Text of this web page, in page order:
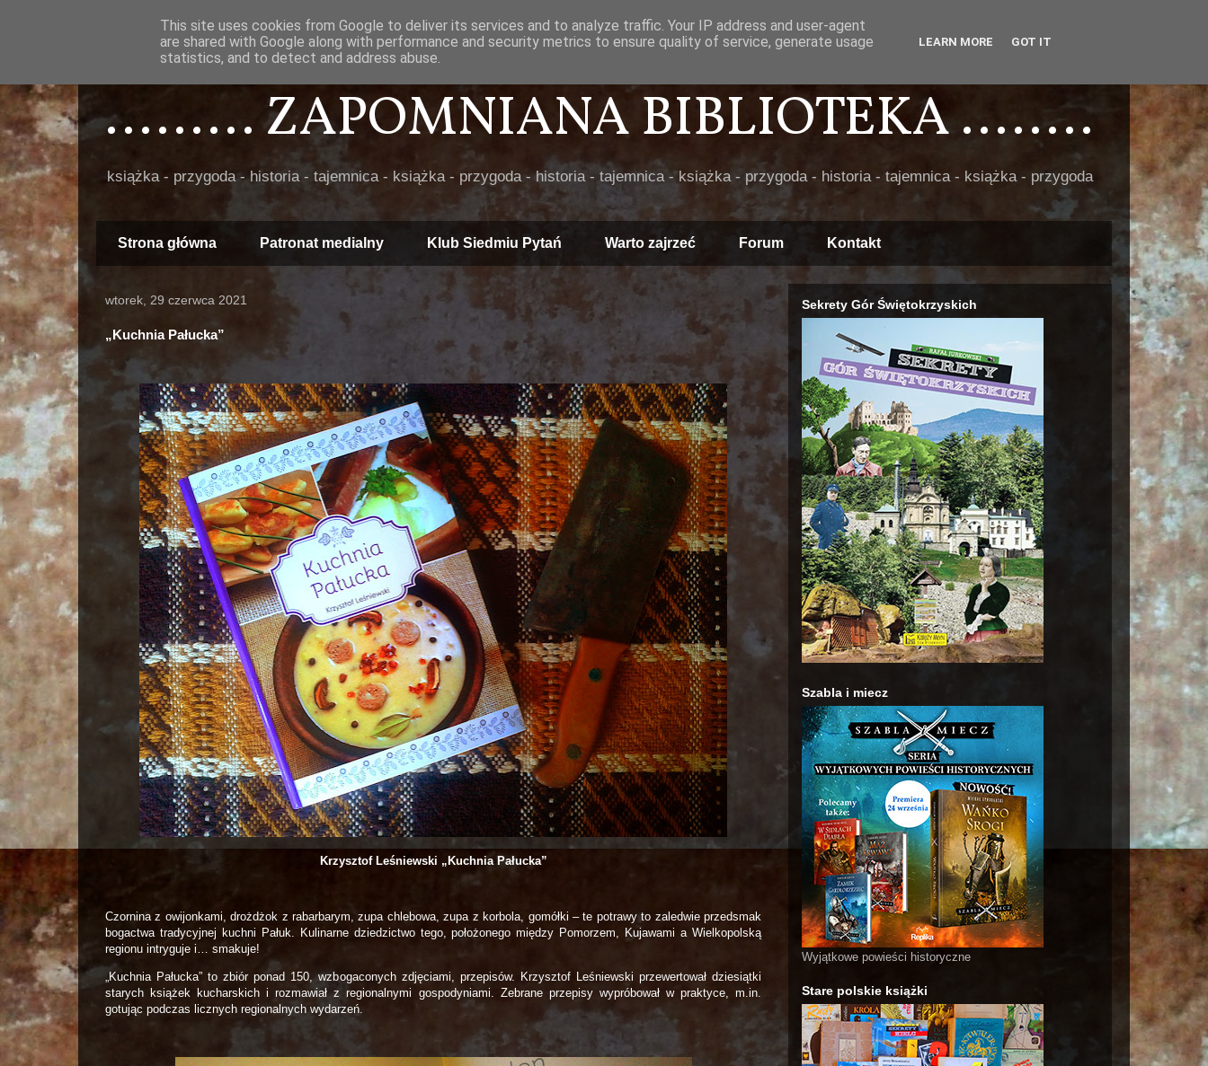
......... ZAPOMNIANA BIBLIOTEKA ........
książka - przygoda - historia - tajemnica - książka - przygoda - historia - tajemnica - książka - przygoda - historia - tajemnica - książka - przygoda
Strona główna Patronat medialny Klub Siedmiu Pytań Warto zajrzeć Forum Kontakt
wtorek, 29 czerwca 2021
„Kuchnia Pałucka”
Krzysztof Leśniewski „Kuchnia Pałucka”
Czornina z owijonkami, drożdżok z rabarbarym, zupa chlebowa, zupa z korbola, gomółki – te potrawy to zaledwie przedsmak
bogactwa tradycyjnej kuchni Pałuk. Kulinarne dziedzictwo tego, położonego między Pomorzem, Kujawami a Wielkopolską
regionu intryguje i… smakuje!
„Kuchnia Pałucka” to zbiór ponad 150, wzbogaconych zdjęciami, przepisów. Krzysztof Leśniewski przewertował dziesiątki
starych książek kucharskich i rozmawiał z regionalnymi gospodyniami. Zebrane przepisy wypróbował w praktyce, m.in.
gotując podczas licznych regionalnych wydarzeń.
Sekrety Gór Świętokrzyskich
Szabla i miecz
Wyjątkowe powieści historyczne
Stare polskie książki
This site uses cookies from Google to deliver its services and to analyze traffic. Your IP address and user-agent
are shared with Google along with performance and security metrics to ensure quality of service, generate usage
statistics, and to detect and address abuse.
LEARN MORE GOT IT